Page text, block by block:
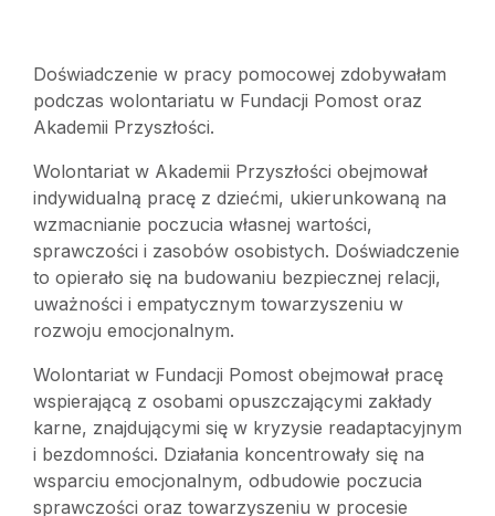
Doświadczenie w pracy pomocowej zdobywałam
podczas wolontariatu w Fundacji Pomost oraz
Akademii Przyszłości.
Wolontariat w Akademii Przyszłości obejmował
indywidualną pracę z dziećmi, ukierunkowaną na
wzmacnianie poczucia własnej wartości,
sprawczości i zasobów osobistych. Doświadczenie
to opierało się na budowaniu bezpiecznej relacji,
uważności i empatycznym towarzyszeniu w
rozwoju emocjonalnym.
Wolontariat w Fundacji Pomost obejmował pracę
wspierającą z osobami opuszczającymi zakłady
karne, znajdującymi się w kryzysie readaptacyjnym
i bezdomności. Działania koncentrowały się na
wsparciu emocjonalnym, odbudowie poczucia
sprawczości oraz towarzyszeniu w procesie